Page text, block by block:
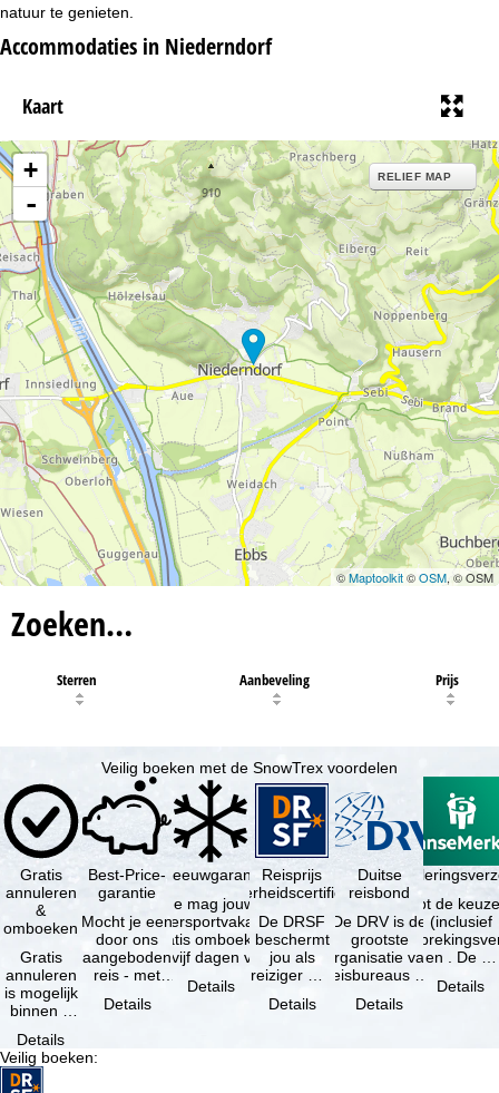
natuur te genieten.
Accommodaties in Niederndorf
Kaart
+
-
RELIEF MAP
©Maptoolkit©OSM, © OSM
Zoeken…
Sterren Aanbeveling Prijs
Veilig boeken met de SnowTrex voordelen
Gratis
annuleren
&
omboeken
Gratis
annuleren
is mogelijk
binnen 5
de
boeking,
als jouw
Details
Best-Price-
garantie
Mocht je een
door ons
aangeboden
reis - met
beschikbaarheid
Details
Sneeuwgarantie
Je mag jouw
wintersportvakantie
gratis omboeken
als vijf dagen voor
Details
Reisprijs
zekerheidscertificaat
De DRSF
beschermt
jou als
reiziger met
pakketreis
Details
Duitse
reisbond
De DRV is de
grootste
organisatie van
reisbureaus en
in Duitsland. …
Details
Je hebt de
(inclusief
en . De …
Details
Veilig boeken: